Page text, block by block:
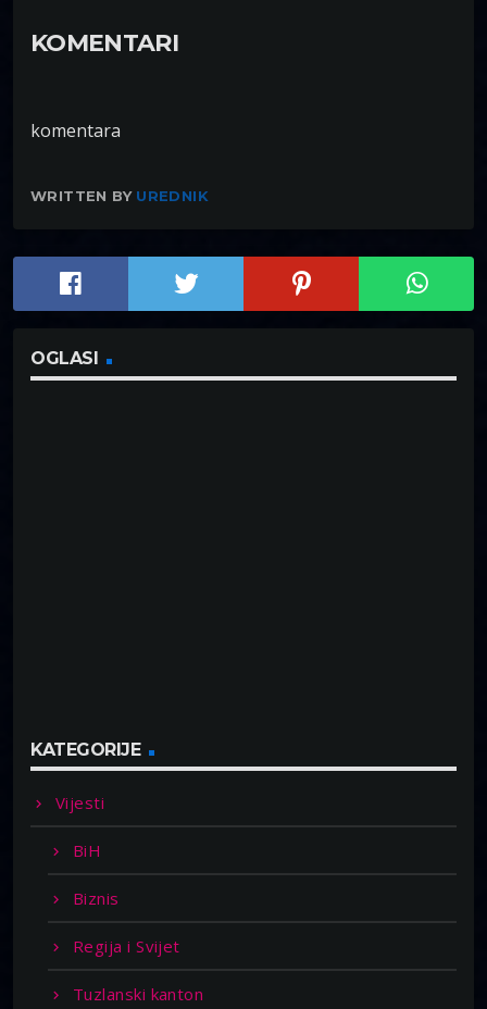
KOMENTARI
komentara
WRITTEN BY UREDNIK
OGLASI
KATEGORIJE
Vijesti
BiH
Biznis
Regija i Svijet
Tuzlanski kanton